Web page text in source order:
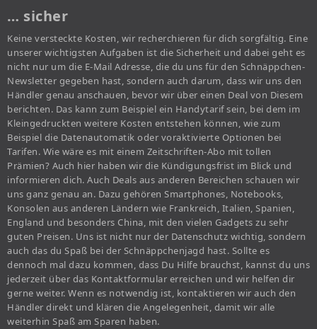
… sicher
Keine versteckte Kosten, wir recherchieren für dich sorgfältig. Eine
unserer wichtigsten Aufgaben ist die Sicherheit und dabei geht es
nicht nur um die E-Mail Adresse, die du uns für den Schnäppchen-
Newsletter gegeben hast, sondern auch darum, dass wir uns den
Händler genau anschauen, bevor wir über einen Deal von Diesem
berichten. Das kann zum Beispiel ein Handytarif sein, bei dem im
Kleingedruckten weitere Kosten entstehen können, wie zum
Beispiel die Datenautomatik oder voraktivierte Optionen bei
Tarifen. Wie wäre es mit einem Zeitschriften-Abo mit tollen
Prämien? Auch hier haben wir die Kündigungsfrist im Blick und
informieren dich. Auch Deals aus anderen Bereichen schauen wir
uns ganz genau an. Dazu gehören Smartphones, Notebooks,
Konsolen aus anderen Ländern wie Frankreich, Italien, Spanien,
England und besonders China, mit den vielen Gadgets zu sehr
guten Preisen. Uns ist nicht nur der Datenschutz wichtig, sondern
auch das du Spaß bei der Schnäppchenjagd hast. Sollte es
dennoch mal dazu kommen, dass Du Hilfe brauchst, kannst du uns
jederzeit über das Kontaktformular erreichen und wir helfen dir
gerne weiter. Wenn es notwendig ist, kontaktieren wir auch den
Händler direkt und klären die Angelegenheit, damit wir alle
weiterhin Spaß am Sparen haben.